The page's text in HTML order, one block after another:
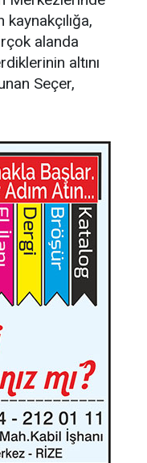
alanda
altını
Seçer,